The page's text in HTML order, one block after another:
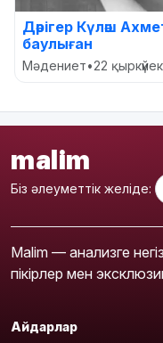
Дәрігер Күләш
баулыған
Мәдениет•22
malim
Біз әлеуметтік желіде:
Malim — анализге
пікірлер мен
Айдарлар